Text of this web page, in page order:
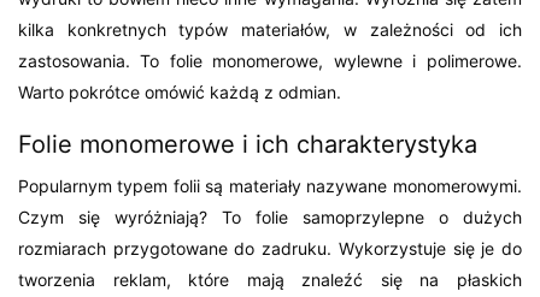
kilka konkretnych typów materiałów, w zależności od ich
zastosowania. To folie monomerowe, wylewne i polimerowe.
Warto pokrótce omówić każdą z odmian.
Folie monomerowe i ich charakterystyka
Popularnym typem folii są materiały nazywane monomerowymi.
Czym się wyróżniają? To folie samoprzylepne o dużych
rozmiarach przygotowane do zadruku. Wykorzystuje się je do
tworzenia reklam, które mają znaleźć się na płaskich